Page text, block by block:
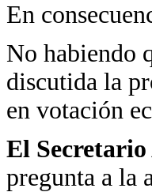
En
No habiendo
discutida la
en votación
El
pregunta a la